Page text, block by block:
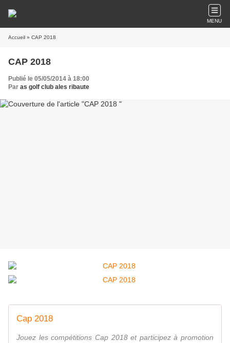
MENU
Accueil » CAP 2018
CAP 2018
Publié le 05/05/2014 à 18:00
Par as golf club ales ribaute
Cap 2018
Jouez les compétitions Cap 2018 et participez à promotion